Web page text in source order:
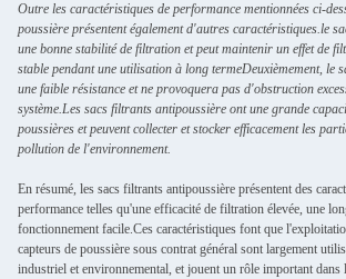
Outre les caractéristiques de performance mentionnées ci-
poussière présentent également d'autres caractéristiques.le
une bonne stabilité de filtration et peut maintenir un effet de
stable pendant une utilisation à long termeDeuxièmement, le
une faible résistance et ne provoquera pas d'obstruction
système.Les sacs filtrants antipoussière ont une grande
poussières et peuvent collecter et stocker efficacement les
pollution de l'environnement.
En résumé, les sacs filtrants antipoussière présentent des
performance telles qu'une efficacité de filtration élevée, une
fonctionnement facile.Ces caractéristiques font que
capteurs de poussière sous contrat général sont largement
industriel et environnemental, et jouent un rôle important dans